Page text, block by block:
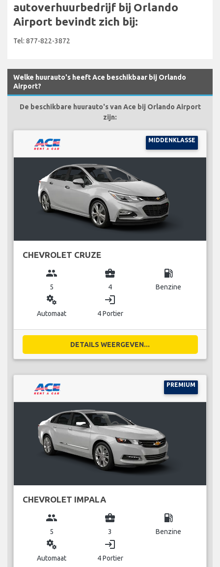
autoverhuurbedrijf bij Orlando
Airport bevindt zich bij:
Tel: 877-822-3872
Welke huurauto's heeft Ace beschikbaar bij Orlando
Airport?
De beschikbare huurauto's van Ace bij Orlando Airport
zijn:
MIDDENKLASSE
CHEVROLET CRUZE
group
5
business_center
4
local_gas_station
Benzine
miscellaneous_services
Automaat
login
4 Portier
DETAILS WEERGEVEN...
PREMIUM
CHEVROLET IMPALA
group
5
business_center
3
local_gas_station
Benzine
miscellaneous_services
Automaat
login
4 Portier